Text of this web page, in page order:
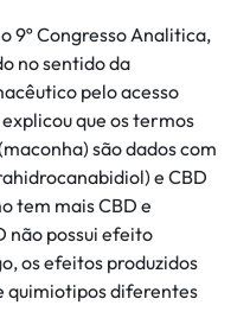
9º Congresso Analitica,
no sentido da
pelo acesso
que os termos
são dados com
e CBD
tem mais CBD e
não possui efeito
os efeitos produzidos
quimiotipos diferentes